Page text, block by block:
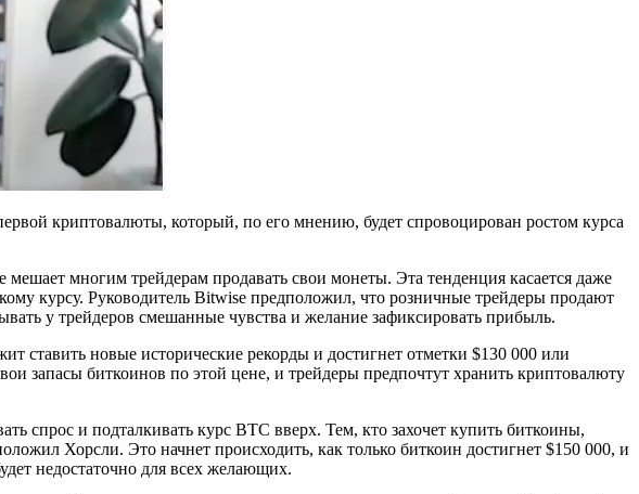
криптовалюты, который, по его мнению, будет спровоцирован ростом курса
многим трейдерам продавать свои монеты. Эта тенденция касается даже
курсу. Руководитель Bitwise предположил, что розничные трейдеры продают
у трейдеров смешанные чувства и желание зафиксировать прибыль.
новые исторические рекорды и достигнет отметки $130 000 или
запасы биткоинов по этой цене, и трейдеры предпочтут хранить криптовалюту
спрос и подталкивать курс BTC вверх. Тем, кто захочет купить биткоины,
Хорсли. Это начнет происходить, как только биткоин достигнет $150 000, и
недостаточно для всех желающих.